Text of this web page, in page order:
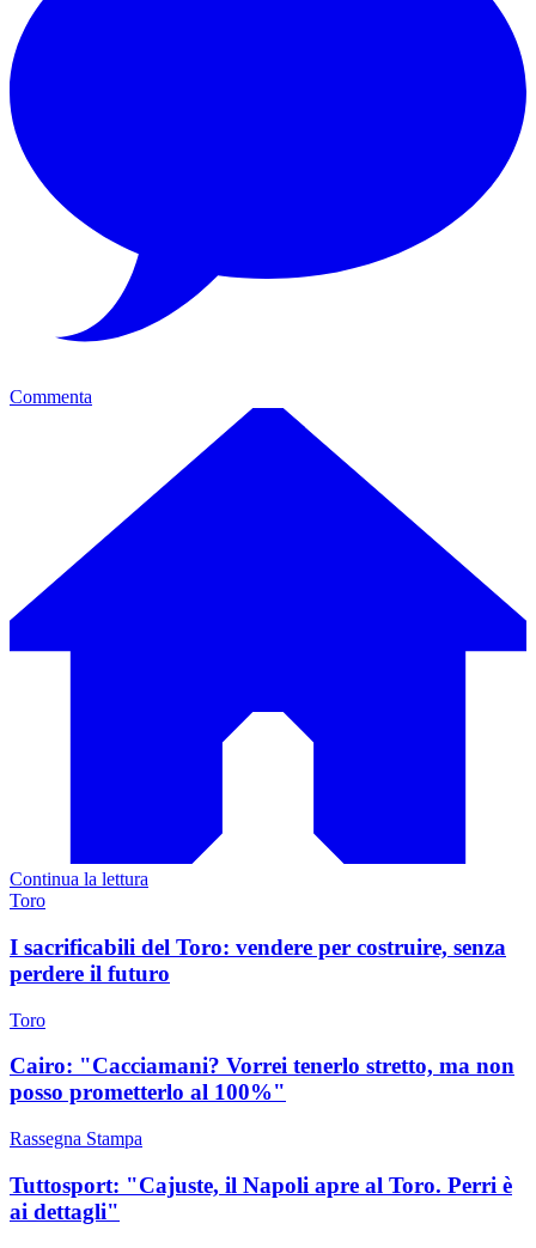
Commenta
Continua la lettura
Toro
I sacrificabili del Toro: vendere per costruire, senza
perdere il futuro
Toro
Cairo: "Cacciamani? Vorrei tenerlo stretto, ma non
posso prometterlo al 100%"
Rassegna Stampa
Tuttosport: "Cajuste, il Napoli apre al Toro. Perri è
ai dettagli"